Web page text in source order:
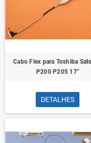
Cabo Flex para Toshiba
P200 P205 17"
DETALHES